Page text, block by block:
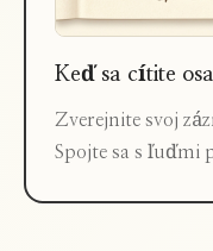
Keď sa cítite
Zverejnite svoj
Spojte sa s ľuďmi